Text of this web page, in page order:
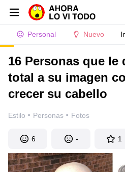
Personal Nuevo
16 Personas que
total a su imagen
crecer su cabello
Estilo · Personas · Fotos
6 - 1